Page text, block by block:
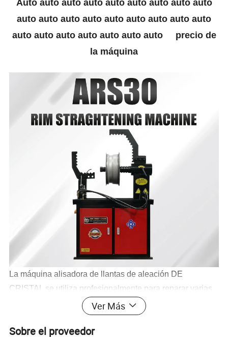
Auto auto auto auto auto auto auto auto auto
auto auto auto auto auto auto auto auto auto
auto auto auto auto auto auto auto
precio de
la máquina
La máquina alisadora de llantas de aleación DE
CRISTAL se utiliza profesionalmente para reparar varias
llantas de aleación con deformación, deformación, y
hundido, etc. tiene muchas ventajas, tales como diseño
único, perfecto efecto de reparación, proceso de
Ver Más
Sobre el proveedor